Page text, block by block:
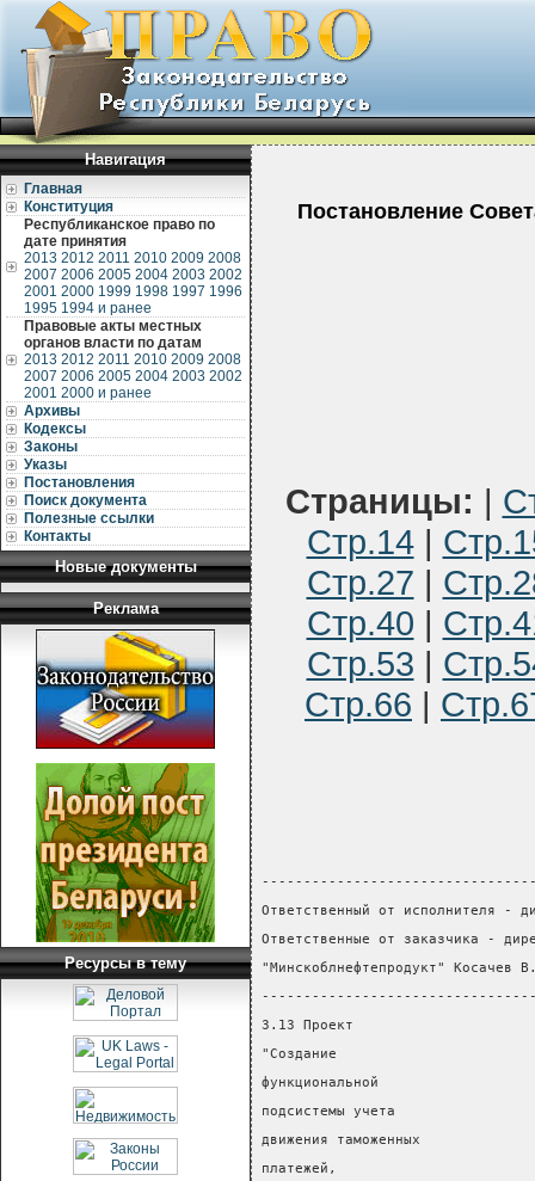
Навигация
Главная
Конституция
Республиканское право по
дате принятия
2013 2012 2011 2010 2009 2008
2007 2006 2005 2004 2003 2002
2001 2000 1999 1998 1997 1996
1995 1994 и ранее
Правовые акты местных
органов власти по датам
2013 2012 2011 2010 2009 2008
2007 2006 2005 2004 2003 2002
2001 2000 и ранее
Архивы
Кодексы
Законы
Указы
Постановления
Поиск документа
Полезные ссылки
Контакты
Новые документы
Реклама
Ресурсы в тему
Постановление
Страницы: |
Стр.14|
Стр.27 |
Стр.40 |
Стр.53 |
Стр.66 |
Ответственный от исполнителя -
Ответственные от заказчика -
"Минскоблнефтепродукт"
3.13 Проект
"Создание
функциональной
подсистемы учета
движения таможенных
платежей,